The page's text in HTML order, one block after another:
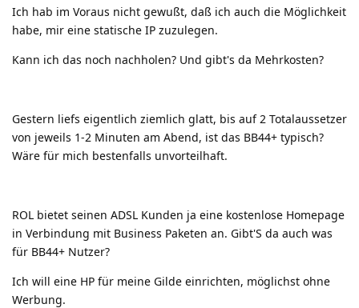
Ich hab im Voraus nicht gewußt, daß ich auch die Möglichkeit
habe, mir eine statische IP zuzulegen.
Kann ich das noch nachholen? Und gibt's da Mehrkosten?
Gestern liefs eigentlich ziemlich glatt, bis auf 2 Totalaussetzer
von jeweils 1-2 Minuten am Abend, ist das BB44+ typisch?
Wäre für mich bestenfalls unvorteilhaft.
ROL bietet seinen ADSL Kunden ja eine kostenlose Homepage
in Verbindung mit Business Paketen an. Gibt'S da auch was
für BB44+ Nutzer?
Ich will eine HP für meine Gilde einrichten, möglichst ohne
Werbung.